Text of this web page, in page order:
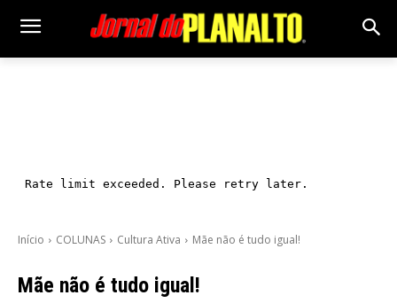
Início COLUNAS Cultura Ativa Mãe não é tudo igual!
Mãe não é tudo igual!